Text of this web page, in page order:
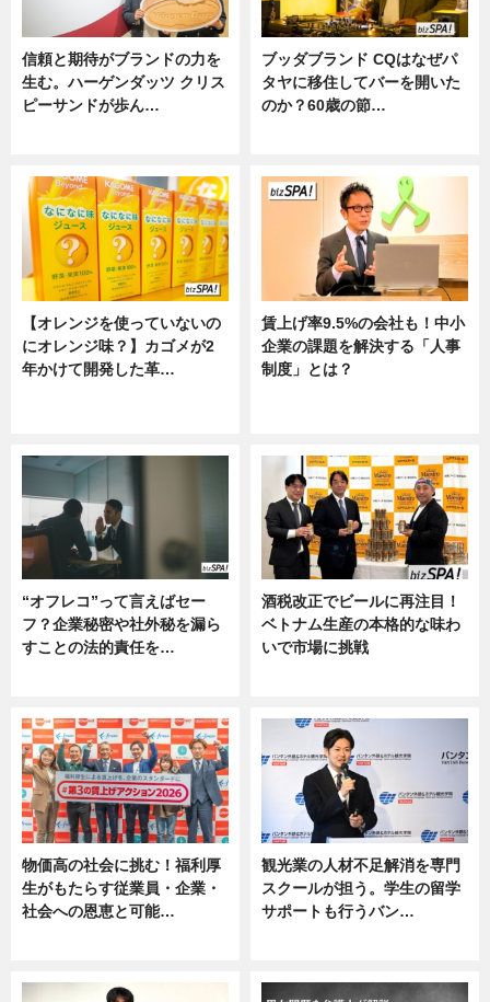
信頼と期待がブランドの力を
生む。ハーゲンダッツ クリス
ピーサンドが歩ん…
ブッダブランド CQはなぜパ
タヤに移住してバーを開いた
のか？60歳の節…
【オレンジを使っていないの
にオレンジ味？】カゴメが2
年かけて開発した革…
賃上げ率9.5%の会社も！中小
企業の課題を解決する「人事
制度」とは？
“オフレコ”って言えばセー
フ？企業秘密や社外秘を漏ら
すことの法的責任を…
酒税改正でビールに再注目！
ベトナム生産の本格的な味わ
いで市場に挑戦
物価高の社会に挑む！福利厚
生がもたらす従業員・企業・
社会への恩恵と可能…
観光業の人材不足解消を専門
スクールが担う。学生の留学
サポートも行うバン…